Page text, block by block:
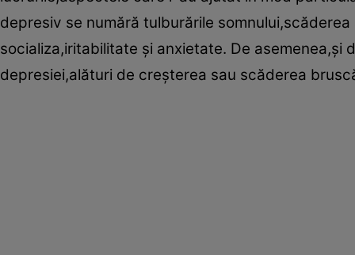
depresiv se numără tulburările
socializa,iritabilitate şi anxietate. De
depresiei,alături de creşterea sau scăderea